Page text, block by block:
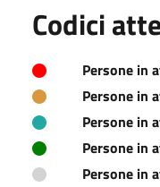
Codici
Persone in
Persone in
Persone in
Persone in
Persone in